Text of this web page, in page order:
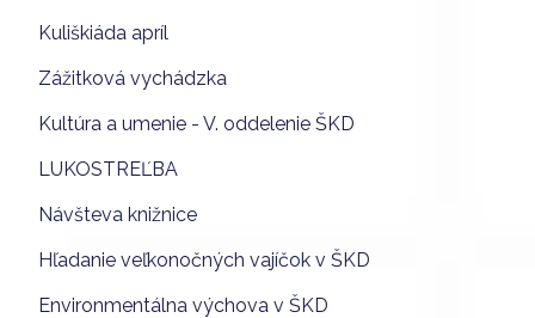
Kuliškiáda apríl
Zážitková vychádzka
Kultúra a umenie - V. oddelenie ŠKD
LUKOSTREĽBA
Návšteva knižnice
Hľadanie veľkonočných vajíčok v ŠKD
Environmentálna výchova v ŠKD